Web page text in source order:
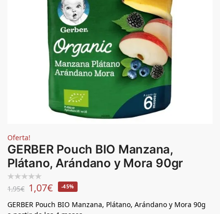
Oferta!
GERBER Pouch BIO Manzana,
Plátano, Arándano y Mora 90gr
1,95€ 1,07€ -45%
GERBER Pouch BIO Manzana, Plátano, Arándano y Mora 90g